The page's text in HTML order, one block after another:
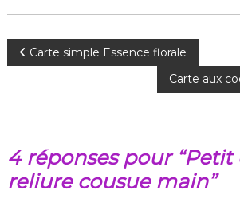
N
i
Carte simple Essence florale
Carte aux
4 réponses pour “Petit
reliure cousue main”